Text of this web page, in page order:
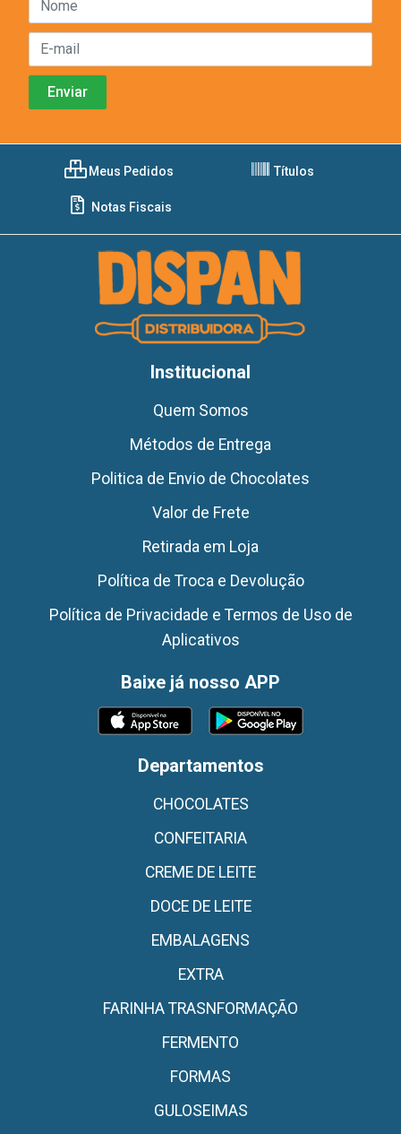
Meus Pedidos Títulos
Notas Fiscais
Institucional
Quem Somos
Métodos de Entrega
Politica de Envio de Chocolates
Valor de Frete
Retirada em Loja
Política de Troca e Devolução
Política de Privacidade e Termos de Uso de
Aplicativos
Baixe já nosso APP
Departamentos
CHOCOLATES
CONFEITARIA
CREME DE LEITE
DOCE DE LEITE
EMBALAGENS
EXTRA
FARINHA TRASNFORMAÇÃO
FERMENTO
FORMAS
GULOSEIMAS